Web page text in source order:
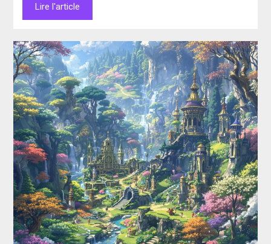
Lire l'article